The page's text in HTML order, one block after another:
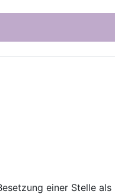
einer Stelle als